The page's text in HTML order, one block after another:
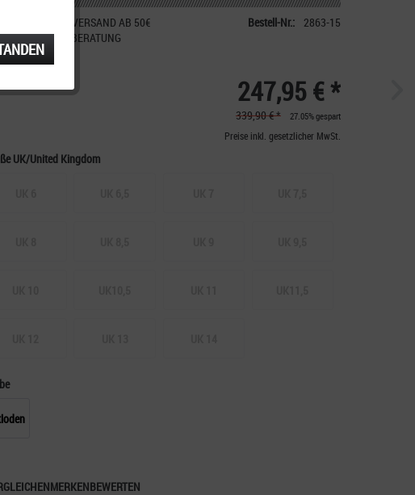
KOSTENFREIER VERSAND AB 50€
TELEFONISCHE BERATUNG
Bestell-Nr.: 2863-15
247,95 € *
339,90 € * 27.05% gespart
Preise inkl. gesetzlicher MwSt.
UK/United Kingdom
MERKENBEWERTEN